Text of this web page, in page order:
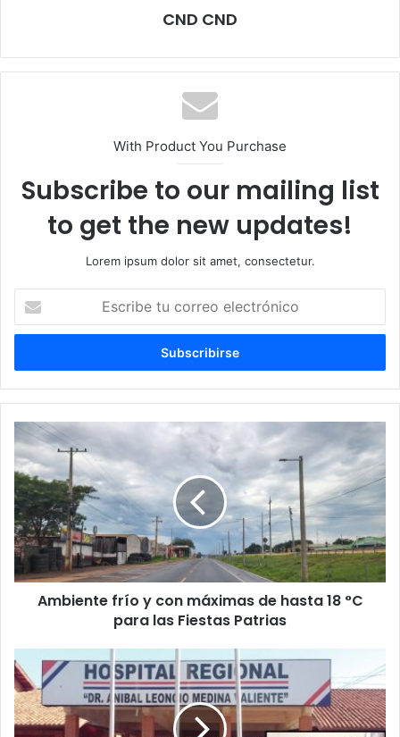
CND CND
With Product You Purchase
Subscribe to our mailing list
to get the new updates!
Lorem ipsum dolor sit amet, consectetur.
correo
Ambiente frío y con máximas de hasta 18 °C
para las Fiestas Patrias